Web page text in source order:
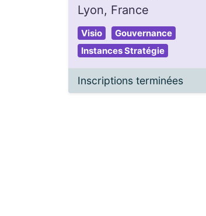
Lyon, France
Visio
Gouvernance
Instances Stratégie
Inscriptions terminées